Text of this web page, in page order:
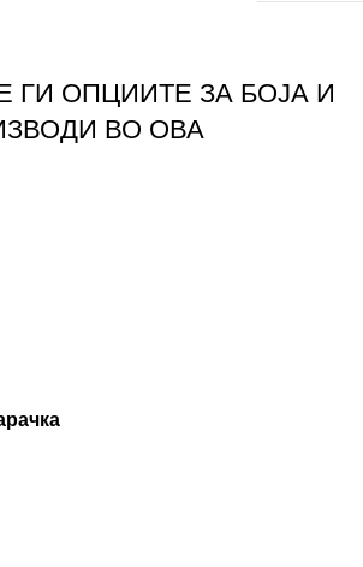
ГИ ОПЦИИТЕ ЗА БОЈА И
ВО ОВА